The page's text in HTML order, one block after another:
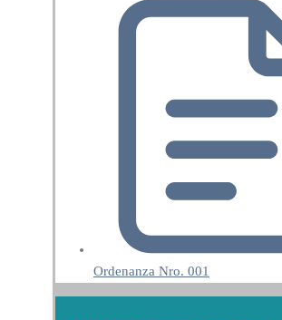
Ordenanza Nro. 001